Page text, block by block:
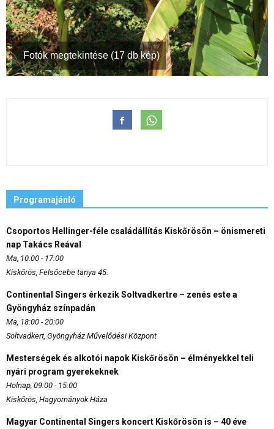
Fotók megtekintése (17 db kép)
Programajánló
Csoportos Hellinger-féle családállítás Kiskőrösön – önismereti
nap Takács Reával
Ma, 10:00 - 17:00
Kiskőrös, Felsőcebe tanya 45.
Continental Singers érkezik Soltvadkertre – zenés este a
Gyöngyház színpadán
Ma, 18:00 - 20:00
Soltvadkert, Gyöngyház Művelődési Központ
Mesterségek és alkotói napok Kiskőrösön – élményekkel teli
nyári program gyerekeknek
Holnap, 09:00 - 15:00
Kiskőrös, Hagyományok Háza
Magyar Continental Singers koncert Kiskőrösön is – 40 éve